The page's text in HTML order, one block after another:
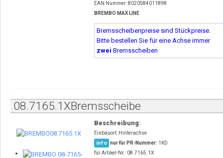
EAN Nummer: 8020584011898
BREMBO MAX LINE
Bremsscheibenpreise sind Stückpreise.
Bitte bestellen Sie für eine Achse immer
zwei Bremsscheiben
08.7165.1XBremsscheibe
Beschreibung:
Einbauort: Hinterachse
info nur für PR-Nummer: 1KD
für Artikel-Nr.: 08.7165.1X